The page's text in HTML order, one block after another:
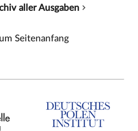
aller Ausgaben
Seitenanfang